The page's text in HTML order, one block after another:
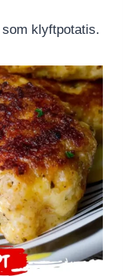
klyftpotatis.